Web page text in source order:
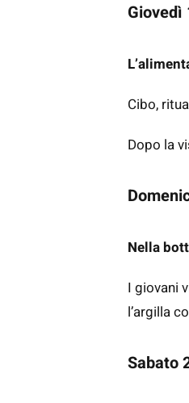
Giovedì
Cibo,
Dopo la
Nella
I giovani
l’argilla
Sabato